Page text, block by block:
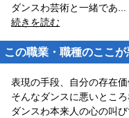
ダンスわ芸術と一緒であ
続きを読む
この職業・職種のここが
表現の手段、自分の存在価
そんなダンスに悪いところ
ダンスわ本来人の心の叫び